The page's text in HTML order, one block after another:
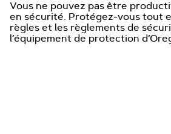
Vous ne pouvez pas être
en sécurité. Protégez-vous tout
règles et les règlements de
l’équipement de protection